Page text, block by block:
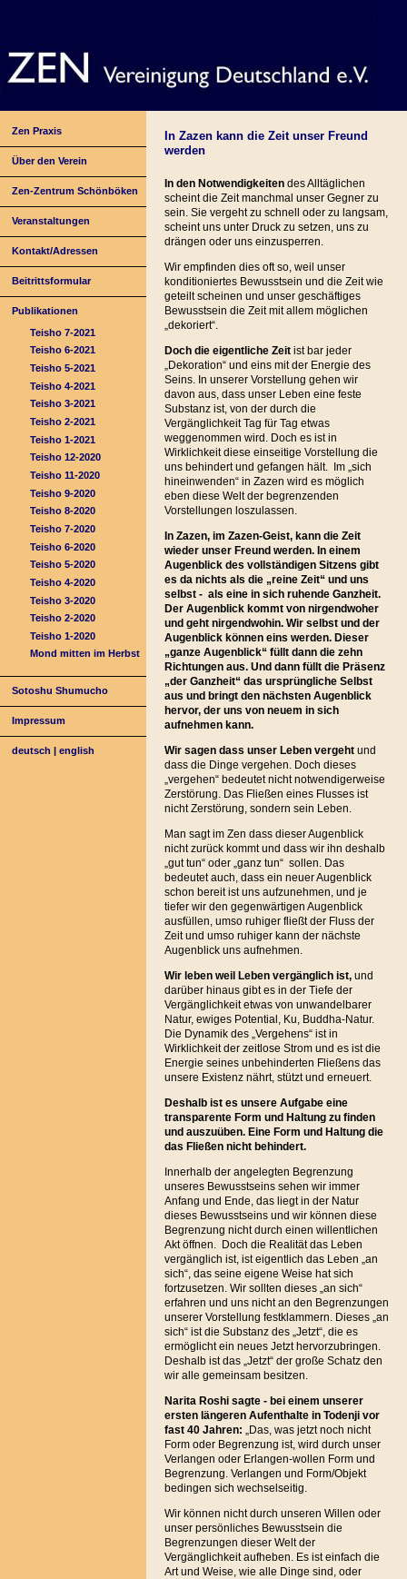
Zen Praxis
Über den Verein
Zen-Zentrum Schönböken
Veranstaltungen
Kontakt/Adressen
Beitrittsformular
Publikationen
Teisho 7-2021
Teisho 6-2021
Teisho 5-2021
Teisho 4-2021
Teisho 3-2021
Teisho 2-2021
Teisho 1-2021
Teisho 12-2020
Teisho 11-2020
Teisho 9-2020
Teisho 8-2020
Teisho 7-2020
Teisho 6-2020
Teisho 5-2020
Teisho 4-2020
Teisho 3-2020
Teisho 2-2020
Teisho 1-2020
Mond mitten im Herbst
Sotoshu Shumucho
Impressum
deutsch |english
In Zazen kann die Zeit unser Freund
werden
In den Notwendigkeitendes Alltäglichen
scheint die Zeit manchmal unser Gegner zu
sein. Sie vergeht zu schnell oder zu langsam,
scheint uns unter Druck zu setzen, uns zu
drängen oder uns einzusperren.
Wir empfinden dies oft so, weil unser
konditioniertes Bewusstsein und die Zeit wie
geteilt scheinen und unser geschäftiges
Bewusstsein die Zeit mit allem möglichen
„dekoriert“.
Doch die eigentliche Zeitist bar jeder
„Dekoration“ und eins mit der Energie des
Seins. In unserer Vorstellung gehen wir
davon aus, dass unser Leben eine feste
Substanz ist, von der durch die
Vergänglichkeit Tag für Tag etwas
weggenommen wird. Doch es ist in
Wirklichkeit diese einseitige Vorstellung die
uns behindert und gefangen hält. Im „sich
hineinwenden“ in Zazen wird es möglich
eben diese Welt der begrenzenden
Vorstellungen loszulassen.
In Zazen, im Zazen-Geist, kann die Zeit
wieder unser Freund werden. In einem
Augenblick des vollständigen Sitzens gibt
es da nichts als die „reine Zeit“ und uns
selbst - als eine in sich ruhende Ganzheit.
Der Augenblick kommt von nirgendwoher
und geht nirgendwohin. Wir selbst und der
Augenblick können eins werden. Dieser
„ganze Augenblick“ füllt dann die zehn
Richtungen aus. Und dann füllt die Präsenz
„der Ganzheit“ das ursprüngliche Selbst
aus und bringt den nächsten Augenblick
hervor, der uns von neuem in sich
aufnehmen kann.
Wir sagen dass unser Leben vergehtund
dass die Dinge vergehen. Doch dieses
„vergehen“ bedeutet nicht notwendigerweise
Zerstörung. Das Fließen eines Flusses ist
nicht Zerstörung, sondern sein Leben.
Man sagt im Zen dass dieser Augenblick
nicht zurück kommt und dass wir ihn deshalb
„gut tun“ oder „ganz tun“ sollen. Das
bedeutet auch, dass ein neuer Augenblick
schon bereit ist uns aufzunehmen, und je
tiefer wir den gegenwärtigen Augenblick
ausfüllen, umso ruhiger fließt der Fluss der
Zeit und umso ruhiger kann der nächste
Augenblick uns aufnehmen.
Wir leben weil Leben vergänglich ist, und
darüber hinaus gibt es in der Tiefe der
Vergänglichkeit etwas von unwandelbarer
Natur, ewiges Potential, Ku, Buddha-Natur.
Die Dynamik des „Vergehens“ ist in
Wirklichkeit der zeitlose Strom und es ist die
Energie seines unbehinderten Fließens das
unsere Existenz nährt, stützt und erneuert.
Deshalb ist es unsere Aufgabe eine
transparente Form und Haltung zu finden
und auszuüben. Eine Form und Haltung die
das Fließen nicht behindert.
Innerhalb der angelegten Begrenzung
unseres Bewusstseins sehen wir immer
Anfang und Ende, das liegt in der Natur
dieses Bewusstseins und wir können diese
Begrenzung nicht durch einen willentlichen
Akt öffnen. Doch die Realität das Leben
vergänglich ist, ist eigentlich das Leben „an
sich“, das seine eigene Weise hat sich
fortzusetzen. Wir sollten dieses „an sich“
erfahren und uns nicht an den Begrenzungen
unserer Vorstellung festklammern. Dieses „an
sich“ ist die Substanz des „Jetzt“, die es
ermöglicht ein neues Jetzt hervorzubringen.
Deshalb ist das „Jetzt“ der große Schatz den
wir alle gemeinsam besitzen.
Narita Roshi sagte - bei einem unserer
ersten längeren Aufenthalte in Todenji vor
fast 40 Jahren: „Das, was jetzt noch nicht
Form oder Begrenzung ist, wird durch unser
Verlangen oder Erlangen-wollen Form und
Begrenzung. Verlangen und Form/Objekt
bedingen sich wechselseitig.
Wir können nicht durch unseren Willen oder
unser persönliches Bewusstsein die
Begrenzungen dieser Welt der
Vergänglichkeit aufheben. Es ist einfach die
Art und Weise, wie alle Dinge sind, oder